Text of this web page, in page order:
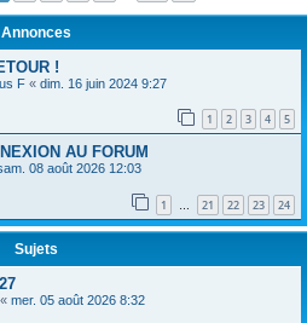
Annonces
!
F « dim. 16 juin 2024 9:27
1 2 3 4 5
AU FORUM
08 août 2026 12:03
1 … 21 22 23 24
Sujets
« mer. 05 août 2026 8:32